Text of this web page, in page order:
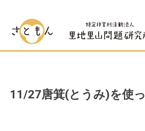
11/27唐箕(とうみ)を使